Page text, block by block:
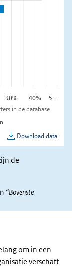
de
“Bovenste
om in een
verschaft